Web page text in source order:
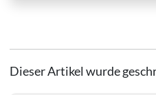
Dieser Artikel wurde